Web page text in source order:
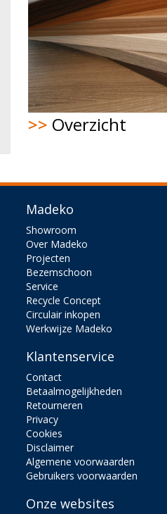
>> Overzicht
Madeko
Showroom
Over Madeko
Projecten
Bezemschoon
Service
Recycle Concept
Circulair inkopen
Werkwijze Madeko
Klantenservice
Contact
Betaalmogelijkheden
Retourneren
Privacy
Cookies
Disclaimer
Algemene voorwaarden
Gebruikers voorwaarden
Onze websites